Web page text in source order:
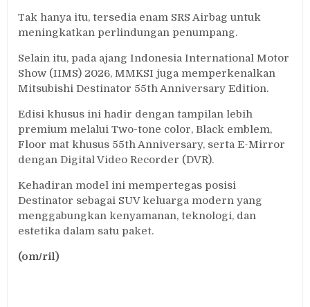
Tak hanya itu, tersedia enam SRS Airbag untuk
meningkatkan perlindungan penumpang.
Selain itu, pada ajang Indonesia International Motor
Show (IIMS) 2026, MMKSI juga memperkenalkan
Mitsubishi Destinator 55th Anniversary Edition.
Edisi khusus ini hadir dengan tampilan lebih
premium melalui Two-tone color, Black emblem,
Floor mat khusus 55th Anniversary, serta E-Mirror
dengan Digital Video Recorder (DVR).
Kehadiran model ini mempertegas posisi
Destinator sebagai SUV keluarga modern yang
menggabungkan kenyamanan, teknologi, dan
estetika dalam satu paket.
(om/ril)